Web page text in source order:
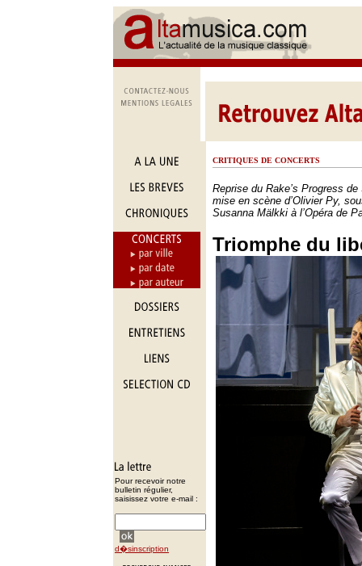
Pour recevoir notre
bulletin régulier,
saisissez votre e-mail :
d�sinscription
CRITIQUES DE CONCERTS
Reprise du Rake’s Progress
mise en scène d’Olivier Py,
Susanna Mälkki à l’Opéra de
Triomphe du